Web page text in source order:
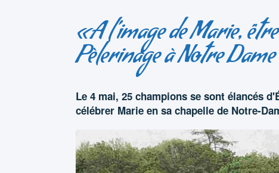
«A l’image de Marie,
Pèlerinage à Notre
Le 4 mai, 25 champions se sont élancés
célébrer Marie en sa chapelle de Notre-